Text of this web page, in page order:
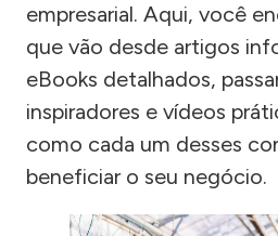
empresarial. Aqui, você
que vão desde artigos
eBooks detalhados,
inspiradores e vídeos
como cada um desses
beneficiar o seu negócio.